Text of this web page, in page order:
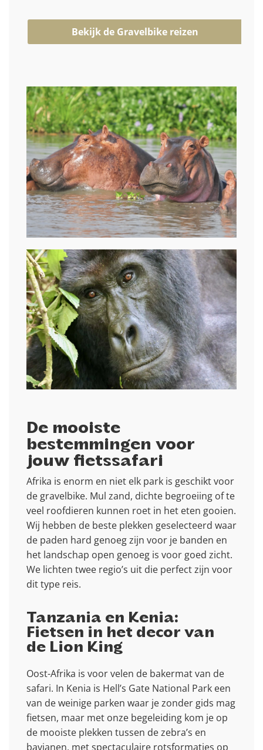
Bekijk de Gravelbike reizen
De mooiste
bestemmingen voor
jouw fietssafari
Afrika is enorm en niet elk park is geschikt voor
de gravelbike. Mul zand, dichte begroeiing of te
veel roofdieren kunnen roet in het eten gooien.
Wij hebben de beste plekken geselecteerd waar
de paden hard genoeg zijn voor je banden en
het landschap open genoeg is voor goed zicht.
We lichten twee regio’s uit die perfect zijn voor
dit type reis.
Tanzania en Kenia:
Fietsen in het decor van
de Lion King
Oost-Afrika is voor velen de bakermat van de
safari. In Kenia is Hell’s Gate National Park een
van de weinige parken waar je zonder gids mag
fietsen, maar met onze begeleiding kom je op
de mooiste plekken tussen de zebra’s en
bavianen, met spectaculaire rotsformaties op